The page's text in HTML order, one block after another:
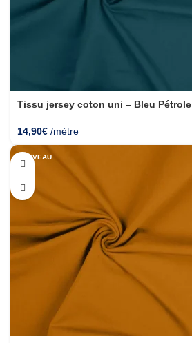
Tissu jersey coton uni – Bleu Pétrole
14,90€ /mètre
NOUVEAU